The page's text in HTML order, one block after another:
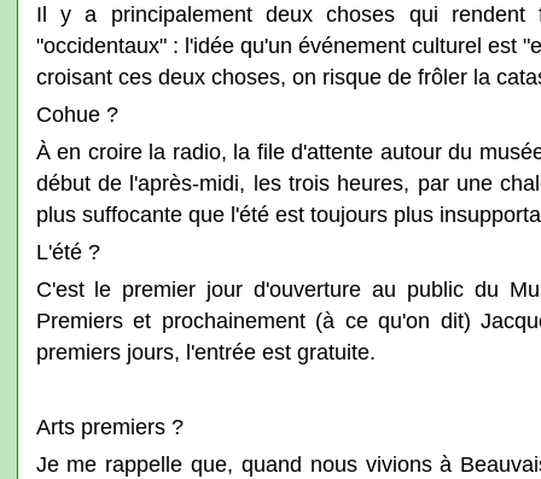
Il y a principalement deux choses qui rendent
"occidentaux" : l'idée qu'un événement culturel est
croisant ces deux choses, on risque de frôler la
Cohue ?
À en croire la radio, la file d'attente autour du
début de l'après-midi, les trois heures, par une
plus suffocante que l'été est toujours plus
L'été ?
C'est le premier jour d'ouverture au public du
Premiers et prochainement (à ce qu'on dit)
premiers jours, l'entrée est gratuite.
Arts premiers ?
Je me rappelle que, quand nous vivions à